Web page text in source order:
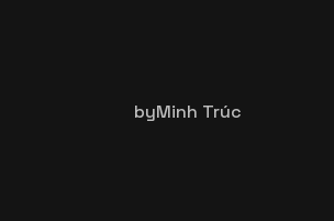
byMinh Trúc